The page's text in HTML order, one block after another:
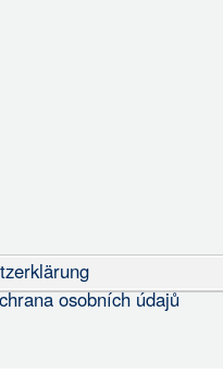
osobních údajů